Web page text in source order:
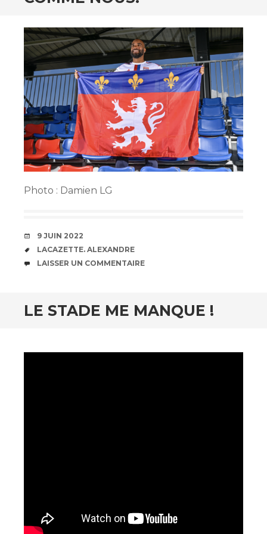
Photo : Damien LG
DATE
9 JUIN 2022
ÉTIQUETTES
LACAZETTE. ALEXANDRE
COMMENTAIRES
LAISSER UN COMMENTAIRE
LE STADE ME MANQUE !